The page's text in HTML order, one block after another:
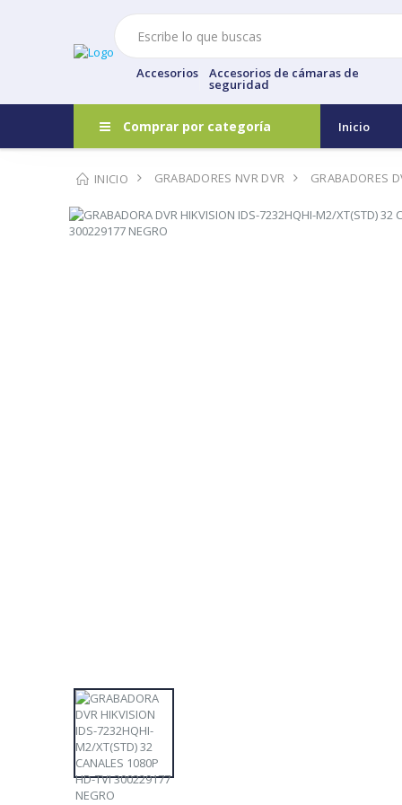
Accesorios Accesorios de cámaras de
seguridad
Comprar por categoría Inicio
INICIO GRABADORES NVR DVR GRABADORES